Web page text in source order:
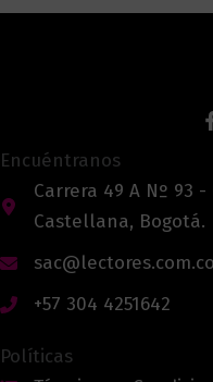
Encuéntranos
Carrera 49 A Nº 93
Castellana, Bogotá.
sac@lectores.com.co
+57 304 4251642
Políticas